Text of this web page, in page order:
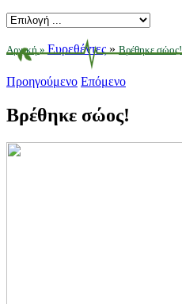
Αρχική » Ευρεθέντες » Βρέθηκε σώος!
Προηγούμενο Επόμενο
Βρέθηκε σώος!